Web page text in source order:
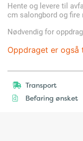
Hente og levere til
cm salongbord og fire
Nødvendig for
Oppdraget er også
Transport
Befaring ønsket